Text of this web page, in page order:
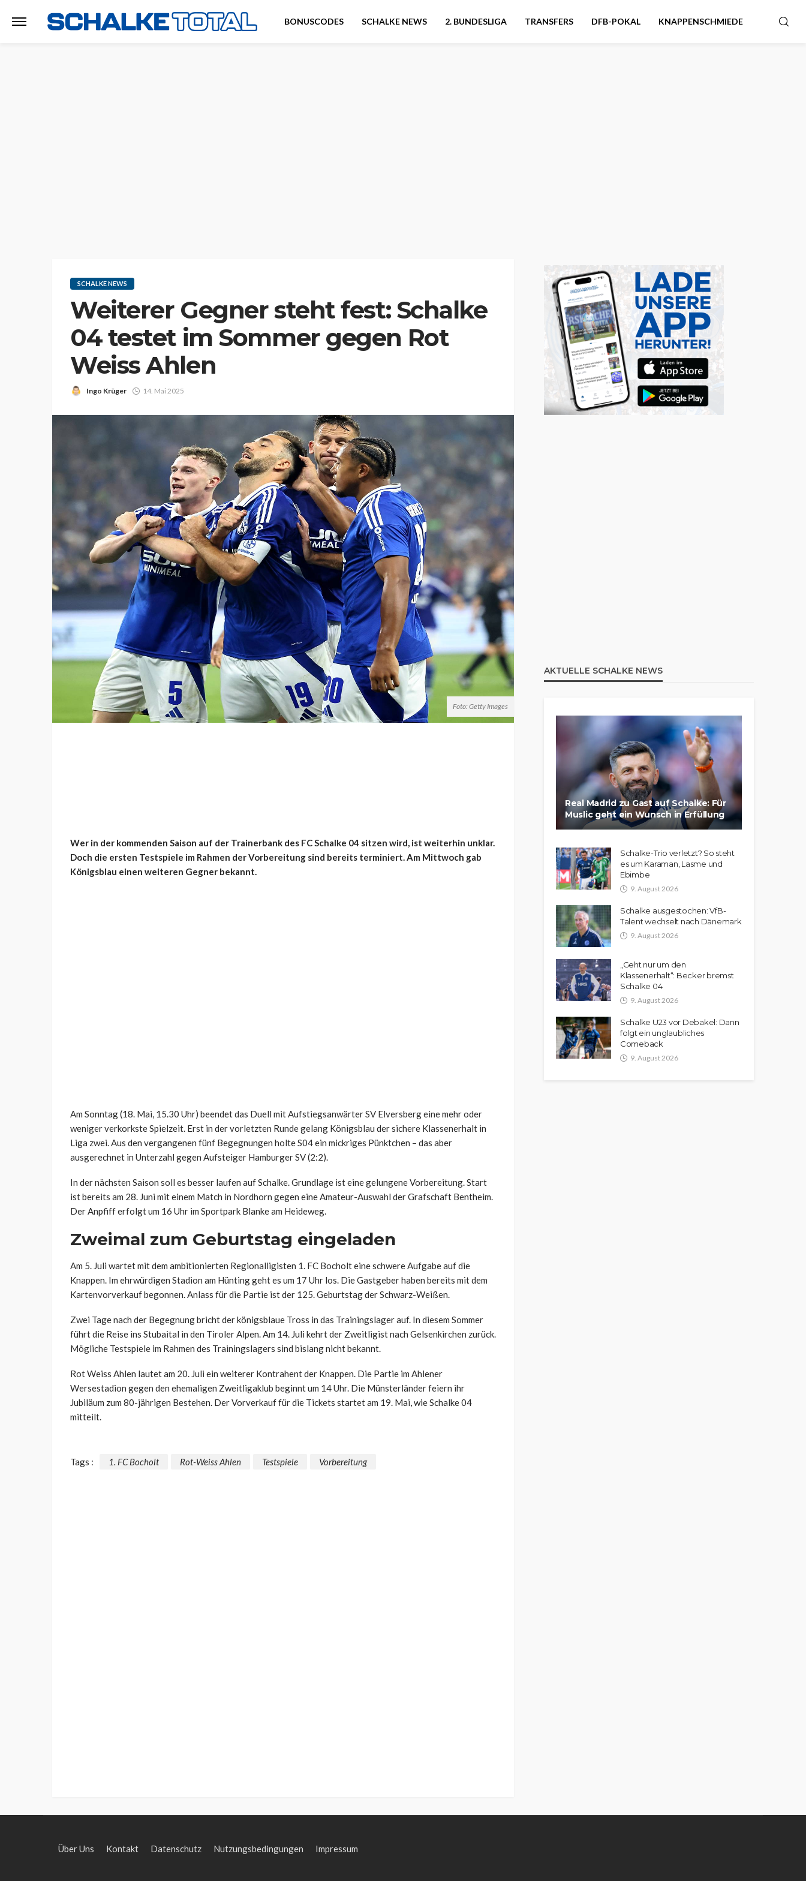
BONUSCODES SCHALKE NEWS 2. BUNDESLIGA TRANSFERS DFB-POKAL KNAPPENSCHMIEDE
SCHALKE NEWS
Weiterer Gegner steht fest: Schalke
04 testet im Sommer gegen Rot
Weiss Ahlen
Ingo Krüger 14. Mai 2025
Foto: Getty Images
Wer in der kommenden Saison auf der Trainerbank des FC Schalke 04 sitzen wird, ist weiterhin unklar.
Doch die ersten Testspiele im Rahmen der Vorbereitung sind bereits terminiert. Am Mittwoch gab
Königsblau einen weiteren Gegner bekannt.
Am Sonntag (18. Mai, 15.30 Uhr) beendet das Duell mit Aufstiegsanwärter SV Elversberg eine mehr oder
weniger verkorkste Spielzeit. Erst in der vorletzten Runde gelang Königsblau der sichere Klassenerhalt in
Liga zwei. Aus den vergangenen fünf Begegnungen holte S04 ein mickriges Pünktchen – das aber
ausgerechnet in Unterzahl gegen Aufsteiger Hamburger SV (2:2).
In der nächsten Saison soll es besser laufen auf Schalke. Grundlage ist eine gelungene Vorbereitung. Start
ist bereits am 28. Juni mit einem Match in Nordhorn gegen eine Amateur-Auswahl der Grafschaft Bentheim.
Der Anpfiff erfolgt um 16 Uhr im Sportpark Blanke am Heideweg.
Zweimal zum Geburtstag eingeladen
Am 5. Juli wartet mit dem ambitionierten Regionalligisten 1. FC Bocholt eine schwere Aufgabe auf die
Knappen. Im ehrwürdigen Stadion am Hünting geht es um 17 Uhr los. Die Gastgeber haben bereits mit dem
Kartenvorverkauf begonnen. Anlass für die Partie ist der 125. Geburtstag der Schwarz-Weißen.
Zwei Tage nach der Begegnung bricht der königsblaue Tross in das Trainingslager auf. In diesem Sommer
führt die Reise ins Stubaital in den Tiroler Alpen. Am 14. Juli kehrt der Zweitligist nach Gelsenkirchen zurück.
Mögliche Testspiele im Rahmen des Trainingslagers sind bislang nicht bekannt.
Rot Weiss Ahlen lautet am 20. Juli ein weiterer Kontrahent der Knappen. Die Partie im Ahlener
Wersestadion gegen den ehemaligen Zweitligaklub beginnt um 14 Uhr. Die Münsterländer feiern ihr
Jubiläum zum 80-jährigen Bestehen. Der Vorverkauf für die Tickets startet am 19. Mai, wie Schalke 04
mitteilt.
Tags : 1. FC Bocholt Rot-Weiss Ahlen Testspiele Vorbereitung
AKTUELLE SCHALKE NEWS
Real Madrid zu Gast auf Schalke: Für
Muslic geht ein Wunsch in Erfüllung
Schalke-Trio verletzt? So steht
es um Karaman, Lasme und
Ebimbe
9. August 2026
Schalke ausgestochen: VfB-
Talent wechselt nach Dänemark
9. August 2026
„Geht nur um den
Klassenerhalt“: Becker bremst
Schalke 04
9. August 2026
Schalke U23 vor Debakel: Dann
folgt ein unglaubliches
Comeback
9. August 2026
Über Uns Kontakt Datenschutz Nutzungsbedingungen Impressum